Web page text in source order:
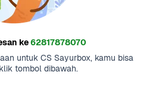
ke62817878070
untuk CS Sayurbox, kamu bisa
tombol dibawah.